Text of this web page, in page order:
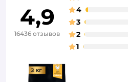
4,9
16436 отзывов
4
3
2
1